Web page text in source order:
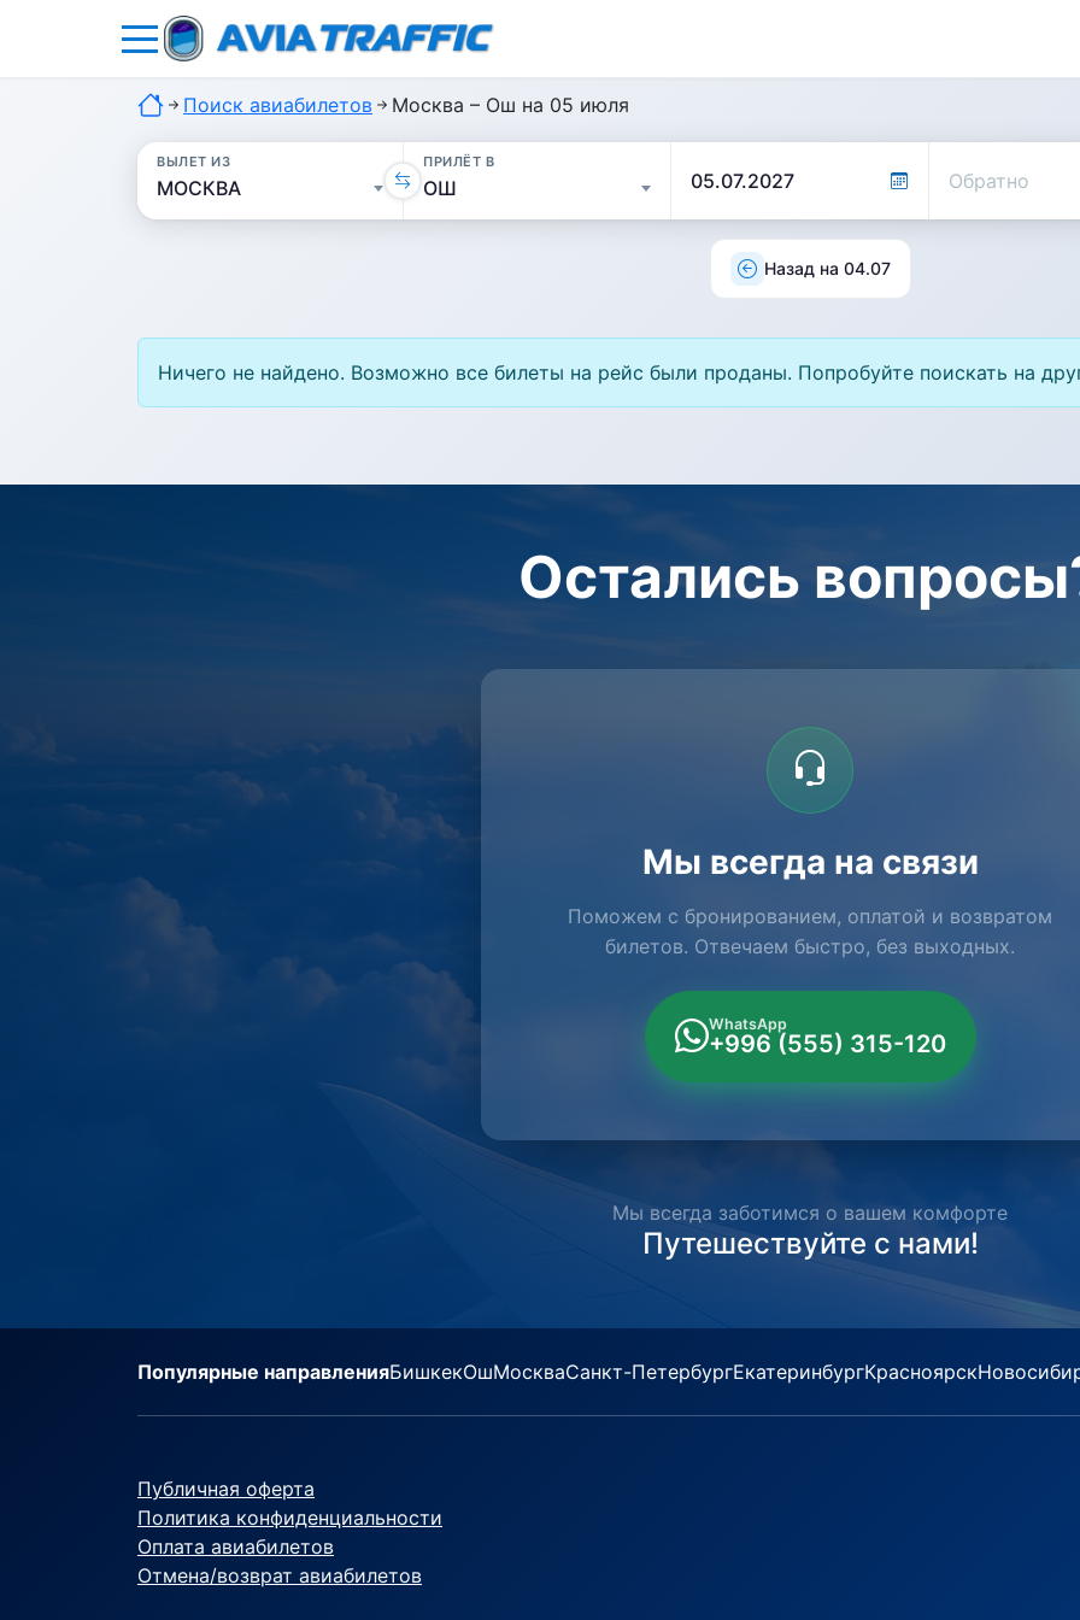
Поиск авиабилетов Москва – Ош на 05 июля
ВЫЛЕТ ИЗ ПРИЛЁТ В
Назад на 04.07
Ничего не найдено. Возможно все билеты на рейс были проданы. Попробуйте поискать на
Остались
Мы всегда на связи
Поможем с бронированием, оплатой и возвратом
билетов. Отвечаем быстро, без выходных.
WhatsApp
+996 (555) 315-120
Мы всегда заботимся о вашем комфорте
Путешествуйте с нами!
Популярные направленияБишкекОшМоскваСанкт-ПетербургЕкатеринбургКрасноярск
Публичная оферта
Политика конфиденциальности
Оплата авиабилетов
Отмена/возврат авиабилетов